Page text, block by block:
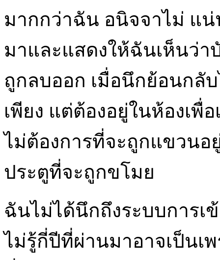
มากกว่าฉัน อนิจจาไม่ แ
มาและแสดงให้ฉันเห็นว่า
ถูกลบออก เมื่อนึกย้อนกลั
เพียง แต่ต้องอยู่ในห้องเพื่
ไม่ต้องการที่จะถูกแขวนอ
ประตูที่จะถูกขโมย
ฉันไม่ได้นึกถึงระบบการเ
ไม่รู้กี่ปีที่ผ่านมาอาจเป็นเ